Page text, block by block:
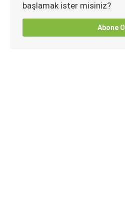
başlamak ister misiniz?
Abone Ol